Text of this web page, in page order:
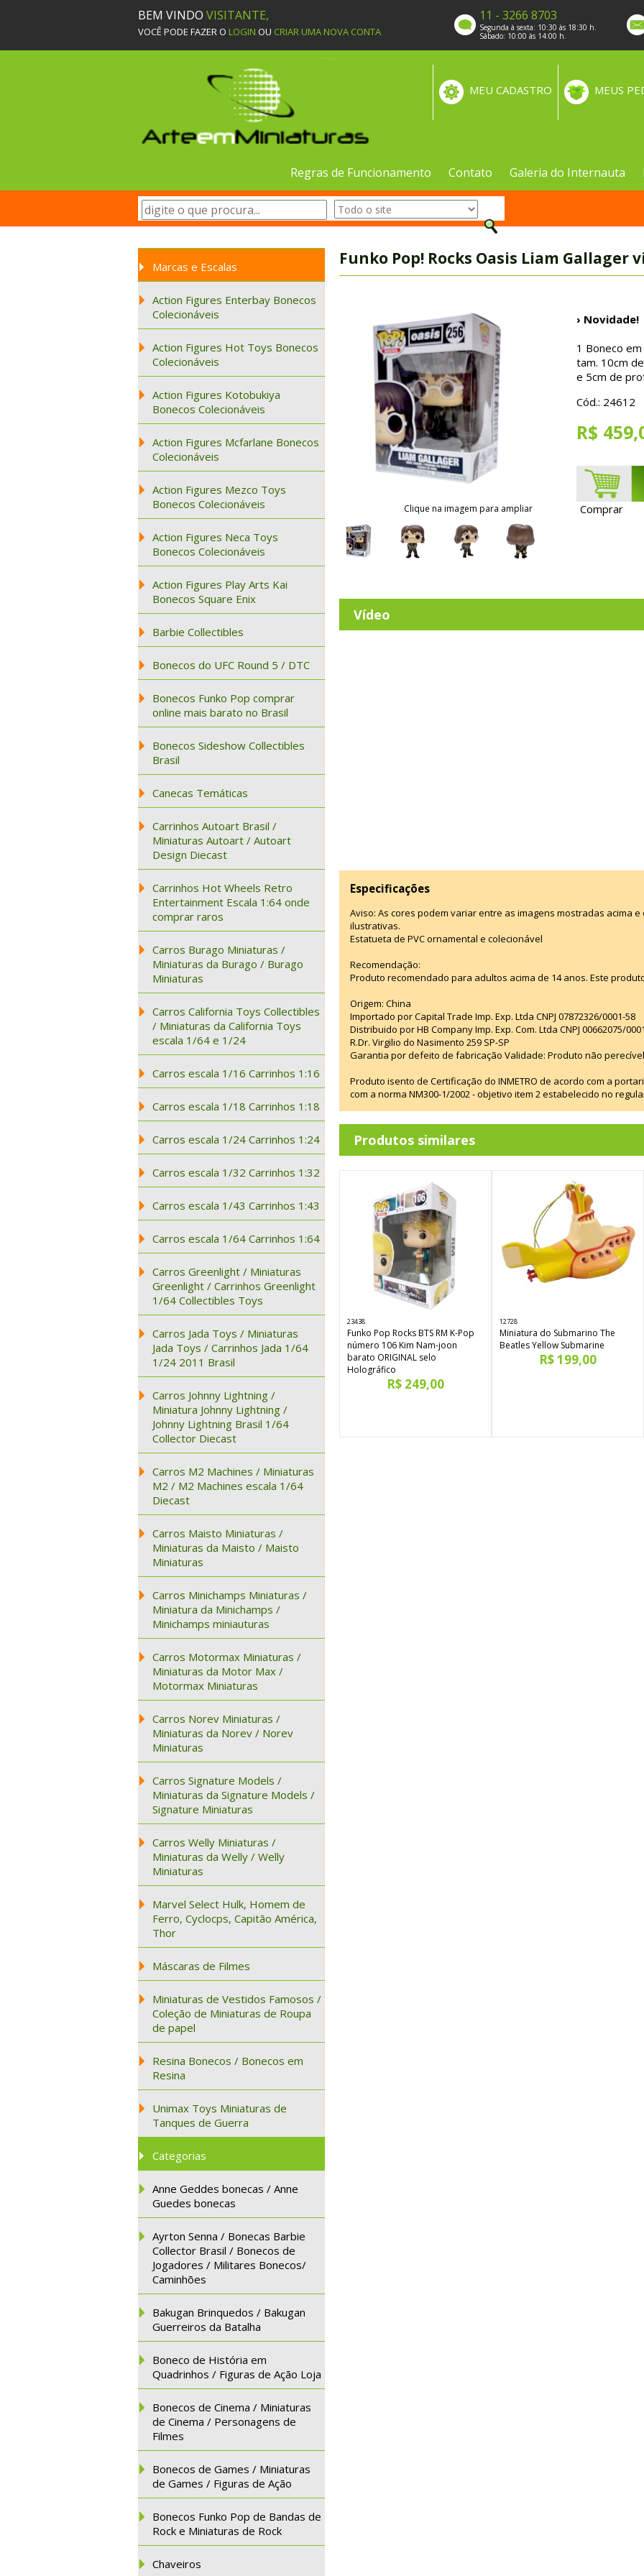
BEM VINDO VISITANTE,
VOCÊ PODE FAZER O LOGIN OU CRIAR UMA NOVA CONTA
11 - 3266 8703
Segunda à sexta: 10:30 às 18:30 h.
Sábado: 10:00 às 14:00 h.
MEUS
MEU CADASTRO
Regras de Funcionamento Contato Galeria do Internauta
Marcas e Escalas
Action Figures Enterbay Bonecos
Colecionáveis
Action Figures Hot Toys Bonecos
Colecionáveis
Action Figures Kotobukiya
Bonecos Colecionáveis
Action Figures Mcfarlane Bonecos
Colecionáveis
Action Figures Mezco Toys
Bonecos Colecionáveis
Action Figures Neca Toys
Bonecos Colecionáveis
Action Figures Play Arts Kai
Bonecos Square Enix
Barbie Collectibles
Bonecos do UFC Round 5 / DTC
Bonecos Funko Pop comprar
online mais barato no Brasil
Bonecos Sideshow Collectibles
Brasil
Canecas Temáticas
Carrinhos Autoart Brasil /
Miniaturas Autoart / Autoart
Design Diecast
Carrinhos Hot Wheels Retro
Entertainment Escala 1:64 onde
comprar raros
Carros Burago Miniaturas /
Miniaturas da Burago / Burago
Miniaturas
Carros California Toys Collectibles
/ Miniaturas da California Toys
escala 1/64 e 1/24
Carros escala 1/16 Carrinhos 1:16
Carros escala 1/18 Carrinhos 1:18
Carros escala 1/24 Carrinhos 1:24
Carros escala 1/32 Carrinhos 1:32
Carros escala 1/43 Carrinhos 1:43
Carros escala 1/64 Carrinhos 1:64
Carros Greenlight / Miniaturas
Greenlight / Carrinhos Greenlight
1/64 Collectibles Toys
Carros Jada Toys / Miniaturas
Jada Toys / Carrinhos Jada 1/64
1/24 2011 Brasil
Carros Johnny Lightning /
Miniatura Johnny Lightning /
Johnny Lightning Brasil 1/64
Collector Diecast
Carros M2 Machines / Miniaturas
M2 / M2 Machines escala 1/64
Diecast
Carros Maisto Miniaturas /
Miniaturas da Maisto / Maisto
Miniaturas
Carros Minichamps Miniaturas /
Miniatura da Minichamps /
Minichamps miniauturas
Carros Motormax Miniaturas /
Miniaturas da Motor Max /
Motormax Miniaturas
Carros Norev Miniaturas /
Miniaturas da Norev / Norev
Miniaturas
Carros Signature Models /
Miniaturas da Signature Models /
Signature Miniaturas
Carros Welly Miniaturas /
Miniaturas da Welly / Welly
Miniaturas
Marvel Select Hulk, Homem de
Ferro, Cyclocps, Capitão América,
Thor
Máscaras de Filmes
Miniaturas de Vestidos Famosos /
Coleção de Miniaturas de Roupa
de papel
Resina Bonecos / Bonecos em
Resina
Unimax Toys Miniaturas de
Tanques de Guerra
Categorias
Anne Geddes bonecas / Anne
Guedes bonecas
Ayrton Senna / Bonecas Barbie
Collector Brasil / Bonecos de
Jogadores / Militares Bonecos/
Caminhões
Bakugan Brinquedos / Bakugan
Guerreiros da Batalha
Boneco de História em
Quadrinhos / Figuras de Ação Loja
Bonecos de Cinema / Miniaturas
de Cinema / Personagens de
Filmes
Bonecos de Games / Miniaturas
de Games / Figuras de Ação
Bonecos Funko Pop de Bandas de
Rock e Miniaturas de Rock
Chaveiros
Funko Pop! Rocks Oasis Liam
Clique na imagem para ampliar
› Novidade!
1 Boneco em
tam. 10cm
e 5cm de
Cód.: 24612
R$
Comprar
Vídeo
Especificações
Aviso: As cores podem variar entre as imagens mostradas acima
ilustrativas.
Estatueta de PVC ornamental e colecionável
Recomendação:
Produto recomendado para adultos acima de 14 anos. Este
Origem: China
Importado por Capital Trade Imp. Exp. Ltda CNPJ 07872326/0001-58
Distribuido por HB Company Imp. Exp. Com. Ltda CNPJ 00662075/
R.Dr. Virgilio do Nasimento 259 SP-SP
Garantia por defeito de fabricação Validade: Produto não
Produto isento de Certificação do INMETRO de acordo com a
com a norma NM300-1/2002 - objetivo item 2 estabelecido no
Produtos similares
23438
Funko Pop Rocks BTS RM K-Pop
número 106 Kim Nam-joon
barato ORIGINAL selo
Holográfico
R$ 249,00
12728
Miniatura do Submarino The
Beatles Yellow Submarine
R$ 199,00